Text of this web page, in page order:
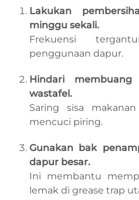
Lakukan
minggu sekali.
Frekuensi
penggunaan dapur.
Hindari
wastafel.
Saring sisa
mencuci piring.
Gunakan bak
dapur besar.
Ini membantu
lemak di grease trap